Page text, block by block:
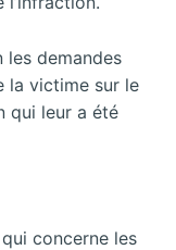
les demandes
la victime sur le
qui leur a été
concerne les